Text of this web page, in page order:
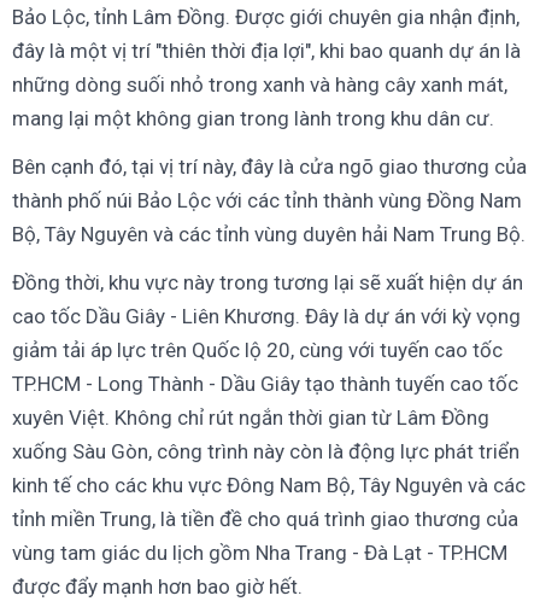
Bảo Lộc, tỉnh Lâm Đồng. Được giới chuyên gia nhận định,
đây là một vị trí "thiên thời địa lợi", khi bao quanh dự án là
những dòng suối nhỏ trong xanh và hàng cây xanh mát,
mang lại một không gian trong lành trong khu dân cư.
Bên cạnh đó, tại vị trí này, đây là cửa ngõ giao thương của
thành phố núi Bảo Lộc với các tỉnh thành vùng Đồng Nam
Bộ, Tây Nguyên và các tỉnh vùng duyên hải Nam Trung Bộ.
Đồng thời, khu vực này trong tương lại sẽ xuất hiện dự án
cao tốc Dầu Giây - Liên Khương. Đây là dự án với kỳ vọng
giảm tải áp lực trên Quốc lộ 20, cùng với tuyến cao tốc
TP.HCM - Long Thành - Dầu Giây tạo thành tuyến cao tốc
xuyên Việt. Không chỉ rút ngắn thời gian từ Lâm Đồng
xuống Sàu Gòn, công trình này còn là động lực phát triển
kinh tế cho các khu vực Đông Nam Bộ, Tây Nguyên và các
tỉnh miền Trung, là tiền đề cho quá trình giao thương của
vùng tam giác du lịch gồm Nha Trang - Đà Lạt - TP.HCM
được đẩy mạnh hơn bao giờ hết.